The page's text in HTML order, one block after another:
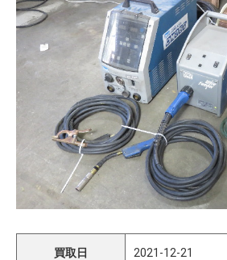
買取日 2021-12-21